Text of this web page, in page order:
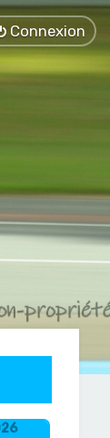
Connexion